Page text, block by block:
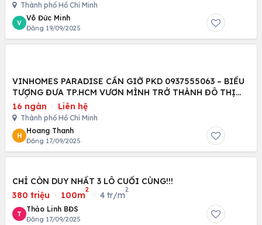
Thành phố Hồ Chí Minh
V
Võ Đức Minh
Đăng 19/09/2025
VINHOMES PARADISE CẦN GIỜ PKD 0937555063 – BIỂU
TƯỢNG ĐƯA TP.HCM VƯƠN MÌNH TRỞ THÀNH ĐÔ THỊ
BIỂN
16 ngàn · Liên hệ
Thành phố Hồ Chí Minh
H
Hoang Thanh
Đăng 17/09/2025
CHỈ CÒN DUY NHẤT 3 LÔ CUỐI CÙNG!!!
380 triệu · 100m
2
· 4 tr/m
2
T
Thảo Linh BĐS
Đăng 17/09/2025